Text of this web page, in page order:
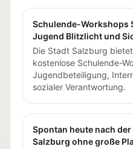
Schulende-Workshops
Jugend Blitzlicht und
Die Stadt Salzburg
kostenlose Schulende-
Jugendbeteiligung,
sozialer Verantwortung.
Spontan heute nach
Salzburg ohne große